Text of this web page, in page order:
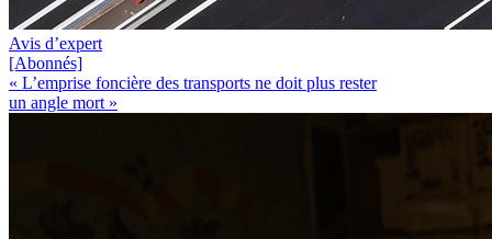
Avis d’expert
[Abonnés]
« L’emprise foncière des transports ne doit plus rester
un angle mort »